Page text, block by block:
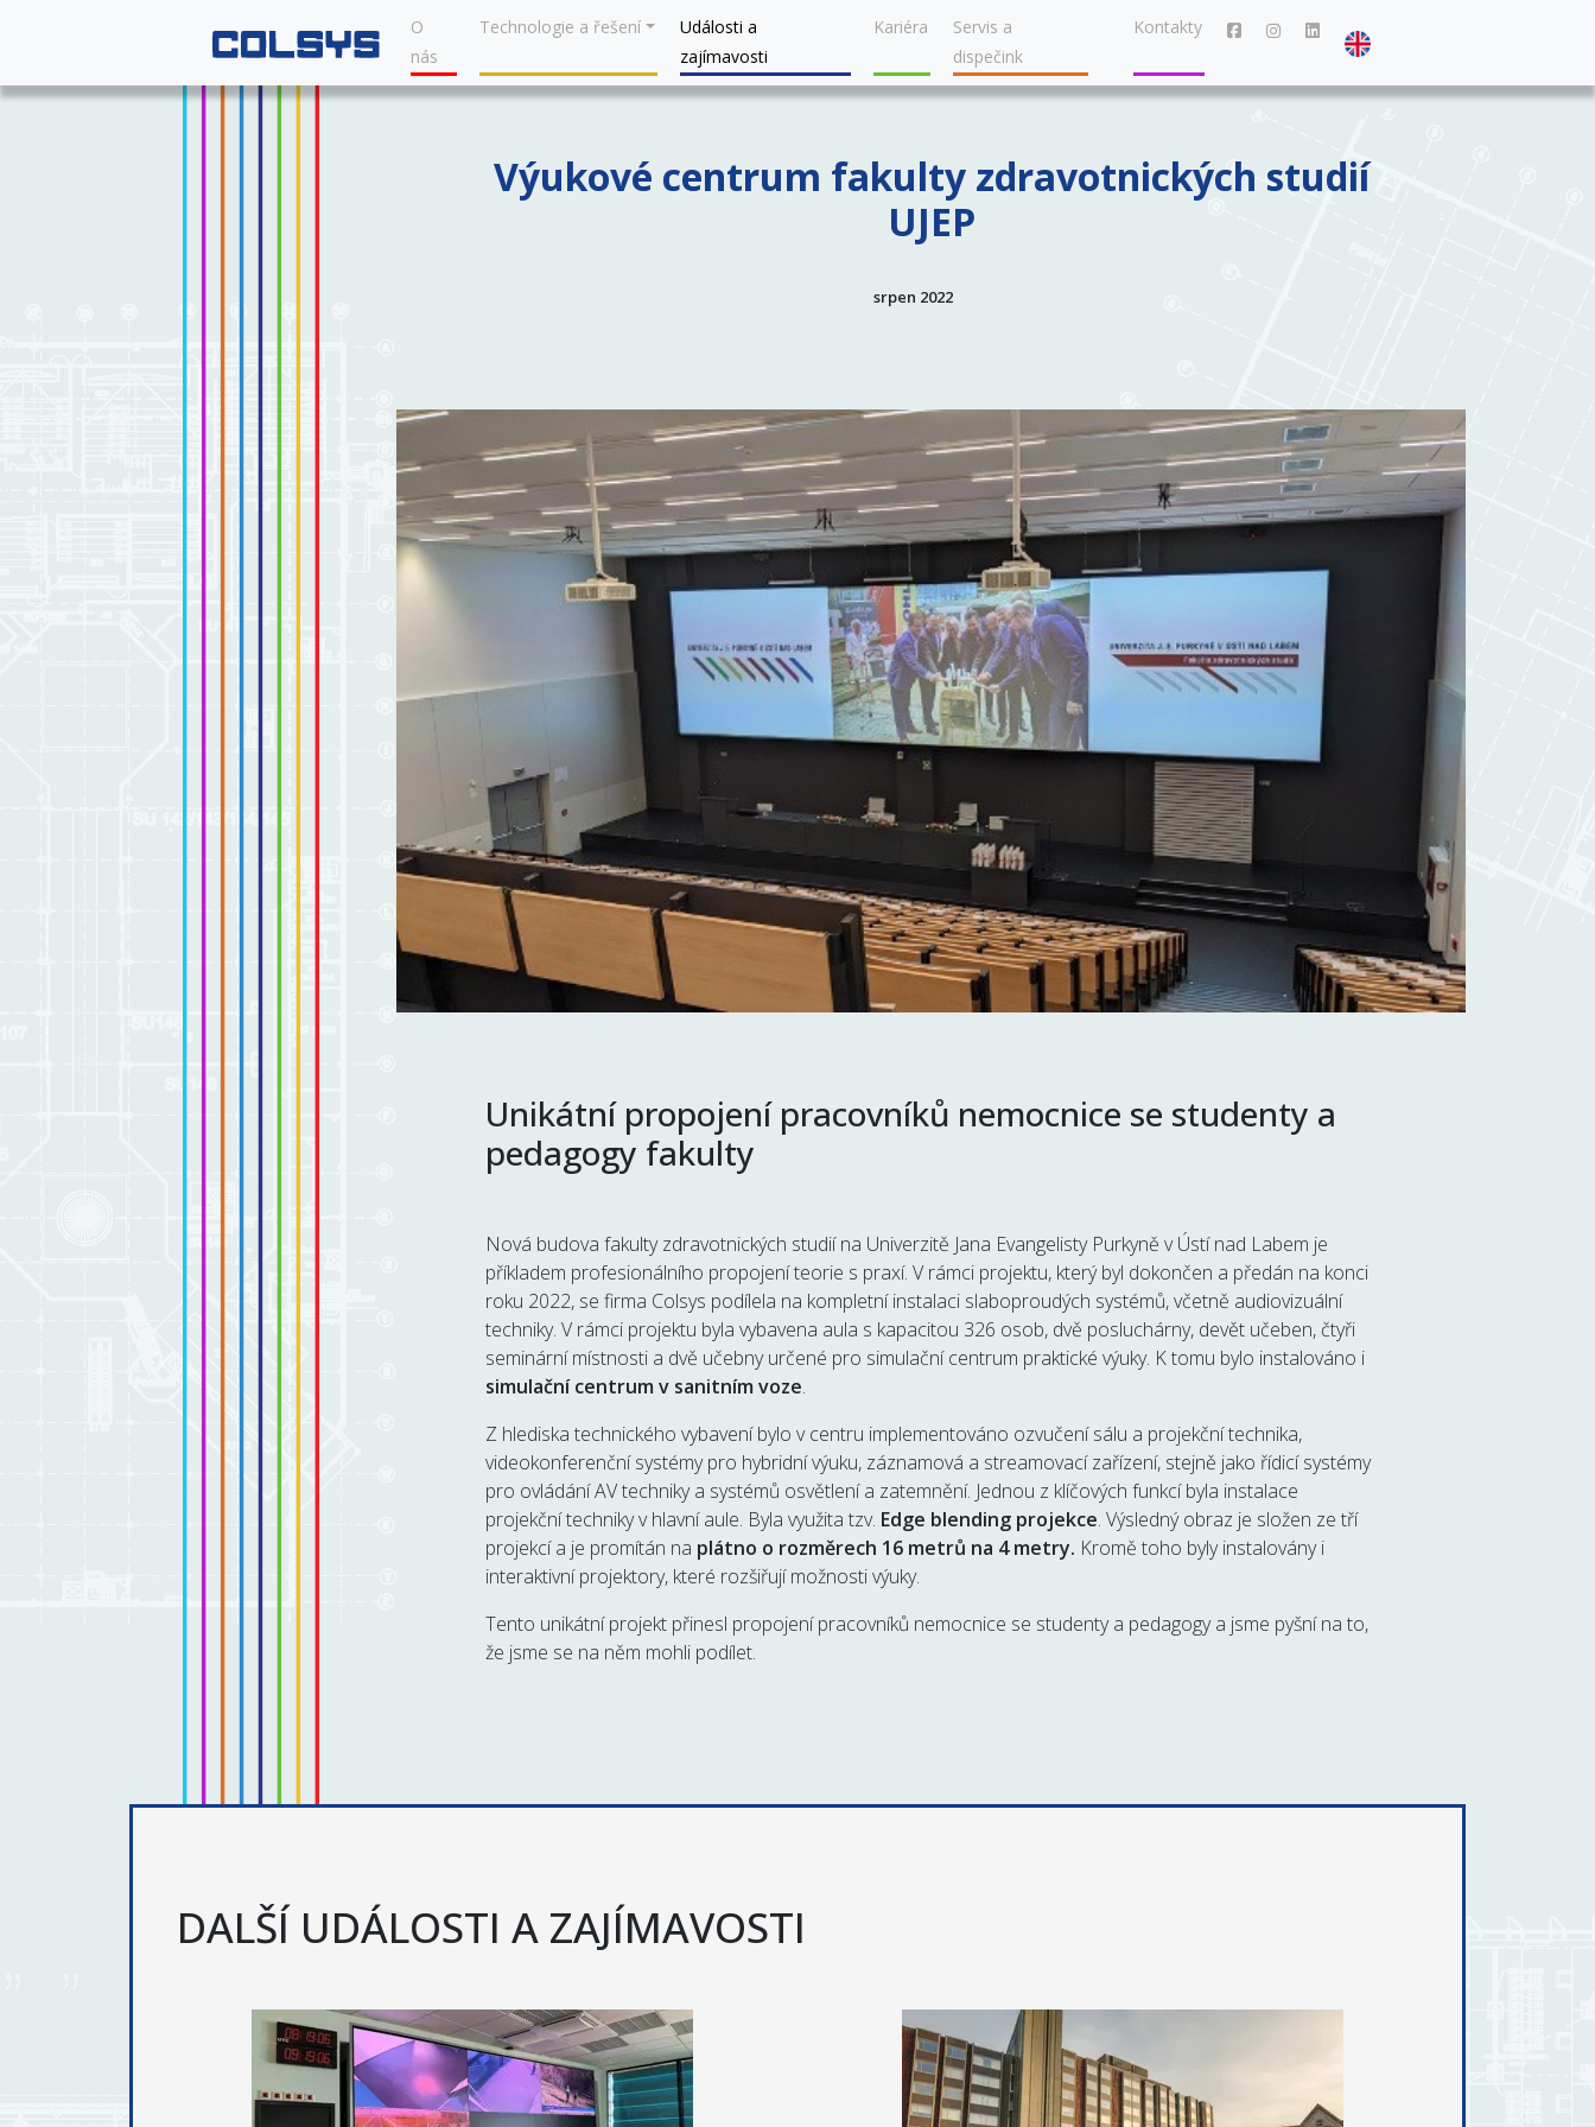
O
nás
Technologie a řešení
Události a
zajímavosti
Kariéra
Servis a
dispečink
Kontakty
Výukové centrum fakulty zdravotnických studií
UJEP
srpen 2022
Unikátní propojení pracovníků nemocnice se studenty a
pedagogy fakulty
Nová budova fakulty zdravotnických studií na Univerzitě Jana Evangelisty Purkyně v Ústí nad Labem je
příkladem profesionálního propojení teorie s praxí. V rámci projektu, který byl dokončen a předán na konci
roku 2022, se firma Colsys podílela na kompletní instalaci slaboproudých systémů, včetně audiovizuální
techniky. V rámci projektu byla vybavena aula s kapacitou 326 osob, dvě posluchárny, devět učeben, čtyři
seminární místnosti a dvě učebny určené pro simulační centrum praktické výuky. K tomu bylo instalováno i
simulační centrum v sanitním voze.
Z hlediska technického vybavení bylo v centru implementováno ozvučení sálu a projekční technika,
videokonferenční systémy pro hybridní výuku, záznamová a streamovací zařízení, stejně jako řídicí systémy
pro ovládání AV techniky a systémů osvětlení a zatemnění. Jednou z klíčových funkcí byla instalace
projekční techniky v hlavní aule. Byla využita tzv. Edge blending projekce. Výsledný obraz je složen ze tří
projekcí a je promítán na plátno o rozměrech 16 metrů na 4 metry. Kromě toho byly instalovány i
interaktivní projektory, které rozšiřují možnosti výuky.
Tento unikátní projekt přinesl propojení pracovníků nemocnice se studenty a pedagogy a jsme pyšní na to,
že jsme se na něm mohli podílet.
DALŠÍ UDÁLOSTI A ZAJÍMAVOSTI